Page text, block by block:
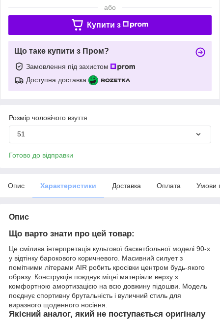
або
Купити з
Що таке купити з Пром?
Замовлення під захистом
Доступна доставка
Розмір чоловічого взуття
51
Готово до відправки
Опис Характеристики Доставка Оплата Умови
Опис
Що варто знати про цей товар:
Це смілива інтерпретація культової баскетбольної моделі 90-х
у відтінку барокового коричневого. Масивний силует з
помітними літерами AIR робить кросівки центром будь-якого
образу. Конструкція поєднує міцні матеріали верху з
комфортною амортизацією на всю довжину підошви. Модель
поєднує спортивну брутальність і вуличний стиль для
виразного щоденного носіння.
Якісний аналог, який не поступається оригіналу